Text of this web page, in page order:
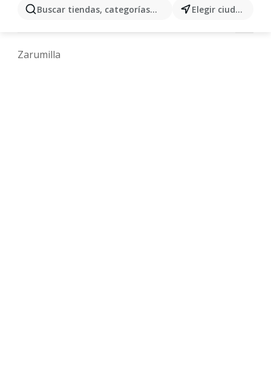
Buscar tiendas, categorías, productos... Elegir ciudad
O
P R S T V Y Z
Zarumilla